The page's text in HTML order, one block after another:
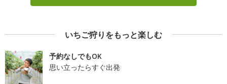
いちご狩りをもっと楽しむ
予約なしでもOK
思い立ったらすぐ出発